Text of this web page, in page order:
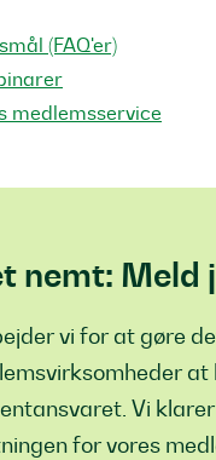
(FAQ'er)
medlemsservice
nemt: Meld
vi for at gøre
Vi
for vores